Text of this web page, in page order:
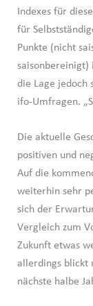
Indexes für
für
Punkte (nicht
saisonbereinigt)
die Lage jedoch
ifo-Umfragen.
Die aktuelle
positiven und
Auf die
weiterhin sehr
sich der
Vergleich zum
Zukunft etwas
allerdings blickt
nächste halbe